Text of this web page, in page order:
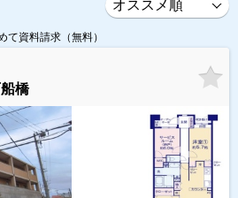
て資料請求（無料）
橋